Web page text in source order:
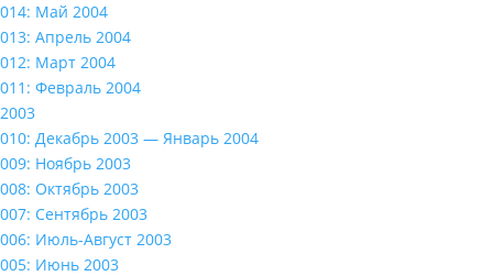
014: Май 2004
013: Апрель 2004
012: Март 2004
011: Февраль 2004
2003
010: Декабрь 2003 — Январь 2004
009: Ноябрь 2003
008: Октябрь 2003
007: Сентябрь 2003
006: Июль-Август 2003
005: Июнь 2003